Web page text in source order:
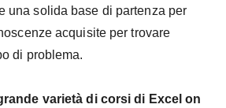
una solida base di partenza per
acquisite per trovare
di problema.
varietà di corsi di Excel on